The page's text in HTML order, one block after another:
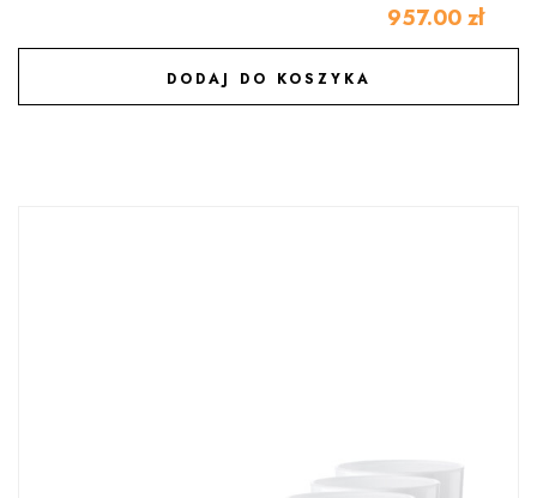
957.00 zł
DODAJ DO KOSZYKA
DODAJ DO ULUBIONYCH